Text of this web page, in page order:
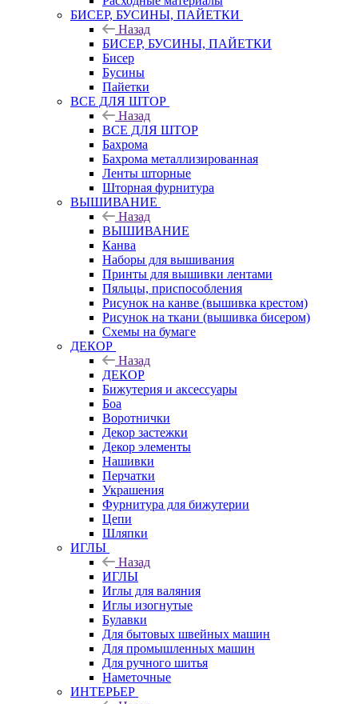
БИСЕР, БУСИНЫ, ПАЙЕТКИ
Назад
БИСЕР, БУСИНЫ, ПАЙЕТКИ
Бисер
Бусины
Пайетки
ВСЕ ДЛЯ ШТОР
Назад
ВСЕ ДЛЯ ШТОР
Бахрома
Бахрома металлизированная
Ленты шторные
Шторная фурнитура
ВЫШИВАНИЕ
Назад
ВЫШИВАНИЕ
Канва
Наборы для вышивания
Принты для вышивки лентами
Пяльцы, приспособления
Рисунок на канве (вышивка крестом)
Рисунок на ткани (вышивка бисером)
Схемы на бумаге
ДЕКОР
Назад
ДЕКОР
Бижутерия и аксессуары
Боа
Воротнички
Декор застежки
Декор элементы
Нашивки
Перчатки
Украшения
Фурнитура для бижутерии
Цепи
Шляпки
ИГЛЫ
Назад
ИГЛЫ
Иглы для валяния
Иглы изогнутые
Булавки
Для бытовых швейных машин
Для промышленных машин
Для ручного шитья
Наметочные
ИНТЕРЬЕР